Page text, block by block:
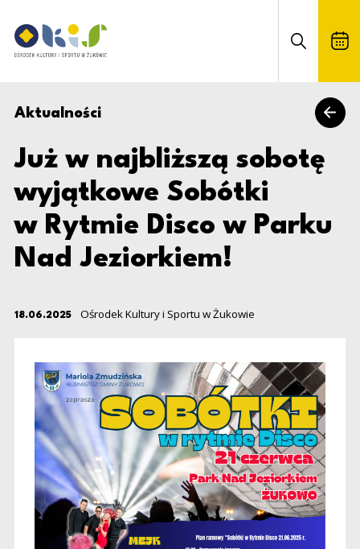
Ośrodek Kultury i Sportu w Żukowie
Otwórz
Aktualności
Już w najbliższą sobotę
wyjątkowe Sobótki
w Rytmie Disco w Parku
Nad Jeziorkiem!
18.06.2025 Ośrodek Kultury i Sportu w Żukowie